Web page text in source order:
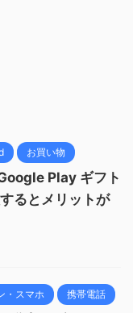
お買い物
Play ギフト
るとメリットが
・スマホ 携帯電話